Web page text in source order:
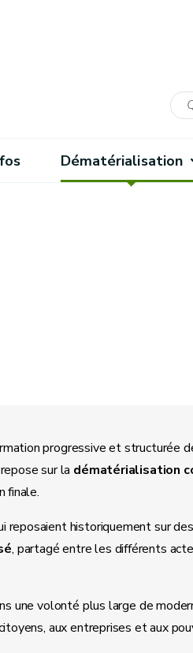
Dématérialisation
progressive et structurée
sur la dématérialisation
finale.
reposaient historiquement sur
, partagé entre les différents
une volonté plus large de
aux entreprises et aux